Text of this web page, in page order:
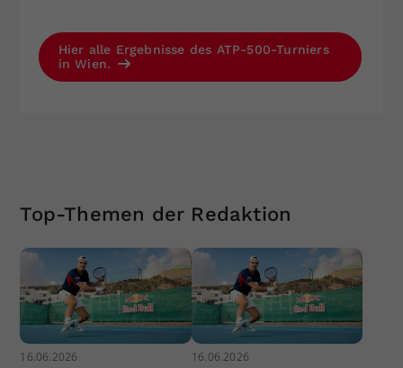
Hier alle Ergebnisse des ATP-500-Turniers
in Wien.
Top-Themen der Redaktion
16.06.2026 16.06.2026